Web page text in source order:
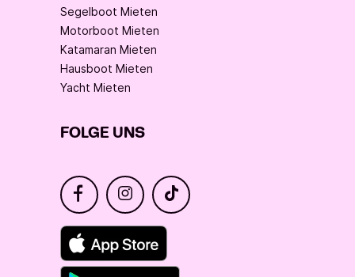
Segelboot Mieten
Motorboot Mieten
Katamaran Mieten
Hausboot Mieten
Yacht Mieten
FOLGE UNS